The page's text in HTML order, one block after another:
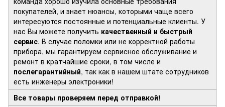
покупателей, и знает нюансы, которыми чаще всего
интересуются постоянные и потенциальные клиенты. У
нас Вы можете получить качественный и быстрый
сервис. В случае поломки или не корректной работы
прибора, мы гарантируем сервисное обслуживание и
ремонт в кратчайшие сроки, в том числе и
послегарантийный, так как в нашем штате сотрудников
есть инженеры электроники!
Все товары проверяем перед отправкой!